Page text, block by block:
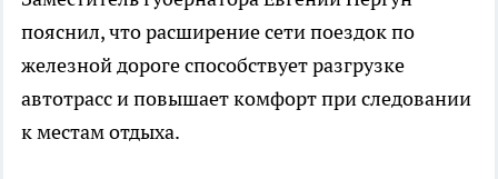
пояснил, что расширение сети поездок по
железной дороге способствует разгрузке
автотрасс и повышает комфорт при следовании
к местам отдыха.